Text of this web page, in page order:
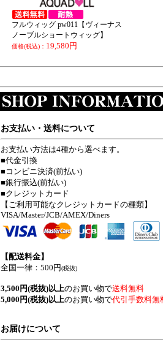
フルウィッグ pw011【ヴィーナス
ノーブルショートウィッグ】
価格(税込)： 19,580円
お支払い・送料について
お支払い方法は4種から選べます。
■代金引換
■コンビニ決済(前払い)
■銀行振込(前払い)
■クレジットカード
【ご利用可能なクレジットカードの種類】
VISA/Master/JCB/AMEX/Diners
【配送料金】
全国一律：500円(税抜)
3,500円(税抜)以上のお買い物で送料無料
5,000円(税抜)以上のお買い物で代引手数料無
お届けについて